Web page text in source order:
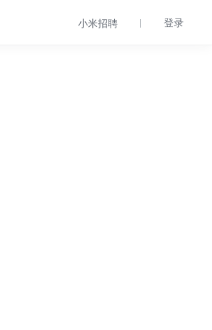
小米招聘 登录